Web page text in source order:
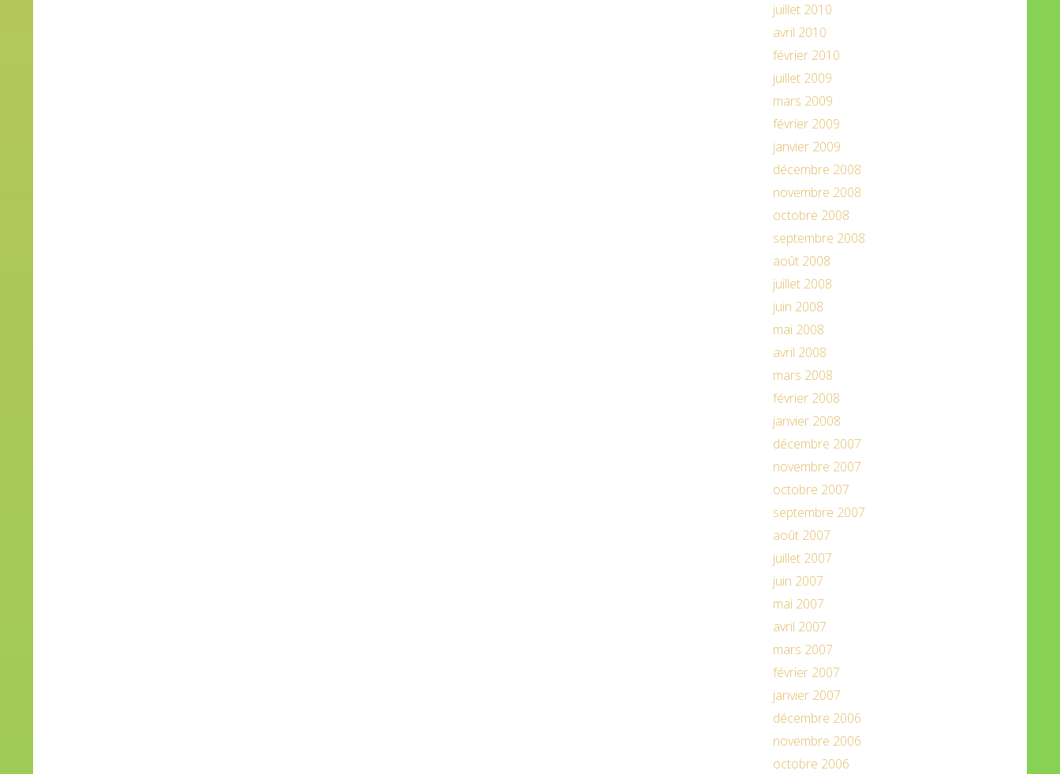
juillet 2010
avril 2010
février 2010
juillet 2009
mars 2009
février 2009
janvier 2009
décembre 2008
novembre 2008
octobre 2008
septembre 2008
août 2008
juillet 2008
juin 2008
mai 2008
avril 2008
mars 2008
février 2008
janvier 2008
décembre 2007
novembre 2007
octobre 2007
septembre 2007
août 2007
juillet 2007
juin 2007
mai 2007
avril 2007
mars 2007
février 2007
janvier 2007
décembre 2006
novembre 2006
octobre 2006